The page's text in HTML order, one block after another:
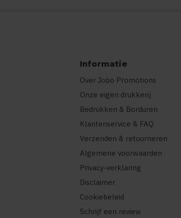
Informatie
Over Jobo Promotions
Onze eigen drukkerij
Bedrukken & Borduren
Klantenservice & FAQ
Verzenden & retourneren
Algemene voorwaarden
Privacy-verklaring
Disclaimer
Cookiebeleid
Schrijf een review